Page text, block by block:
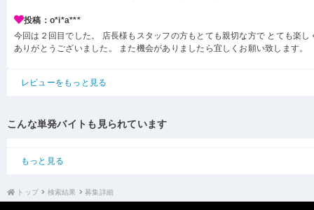
投稿：o*i*a***
今回は２回目でした。 店長様もスタッフの方もとても親切な方で とても楽し
ありがとうございました。 また機会がありましたら宜しくお願い致します。
レビューをもっと見る
こんな単発バイトも見られています
もっと見る
トップ 検索結果 募集詳細